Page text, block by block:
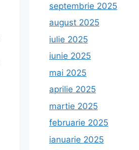
septembrie 2025
august 2025
iulie 2025
iunie 2025
mai 2025
aprilie 2025
martie 2025
februarie 2025
ianuarie 2025